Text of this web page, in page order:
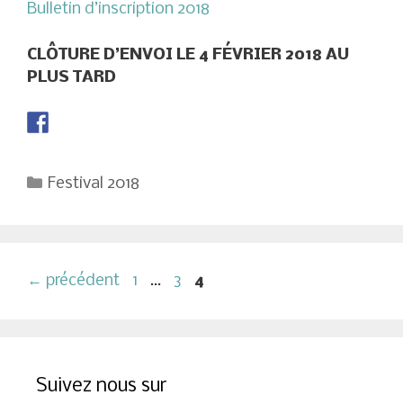
Bulletin d’inscription 2018
CLÔTURE D’ENVOI LE 4 FÉVRIER 2018 AU
PLUS TARD
Catégories
Festival 2018
Navigation
← précédent Page
1 … Page
3 Page
4
Suivez nous sur